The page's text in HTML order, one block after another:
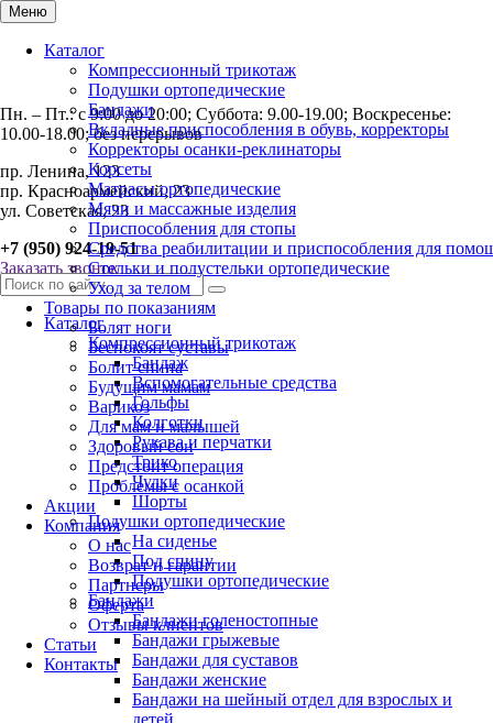
Меню
Каталог
Компрессионный трикотаж
Подушки ортопедические
Бандажи
Вкладные приспособления в обувь, корректоры
Корректоры осанки-реклинаторы
Корсеты
Матрасы ортопедические
Мячи и массажные изделия
Приспособления для стопы
Средства реабилитации и приспособления для
Стельки и полустельки ортопедические
Уход за телом
Товары по показаниям
Болят ноги
Беспокоят суставы
Болит спина
Будущим мамам
Варикоз
Для мам и малышей
Здоровый сон
Предстоит операция
Проблемы с осанкой
Акции
Компания
О нас
Возврат и гарантии
Партнеры
Оферта
Отзывы клиентов
Статьи
Контакты
Пн. – Пт.: с 9:00 до 20:00; Суббота: 9.00-19.00; Воскресенье:
10.00-18.00; без перерывов
пр. Ленина, 123
пр. Красноармейский, 23
ул. Советская, 23
+7 (950) 924-19-51
Заказать звонок
Каталог
Компрессионный трикотаж
Бандаж
Вспомогательные средства
Гольфы
Колготки
Рукава и перчатки
Трико
Чулки
Шорты
Подушки ортопедические
На сиденье
Под спину
Подушки ортопедические
Бандажи
Бандажи голеностопные
Бандажи грыжевые
Бандажи для суставов
Бандажи женские
Бандажи на шейный отдел для взрослых и
детей